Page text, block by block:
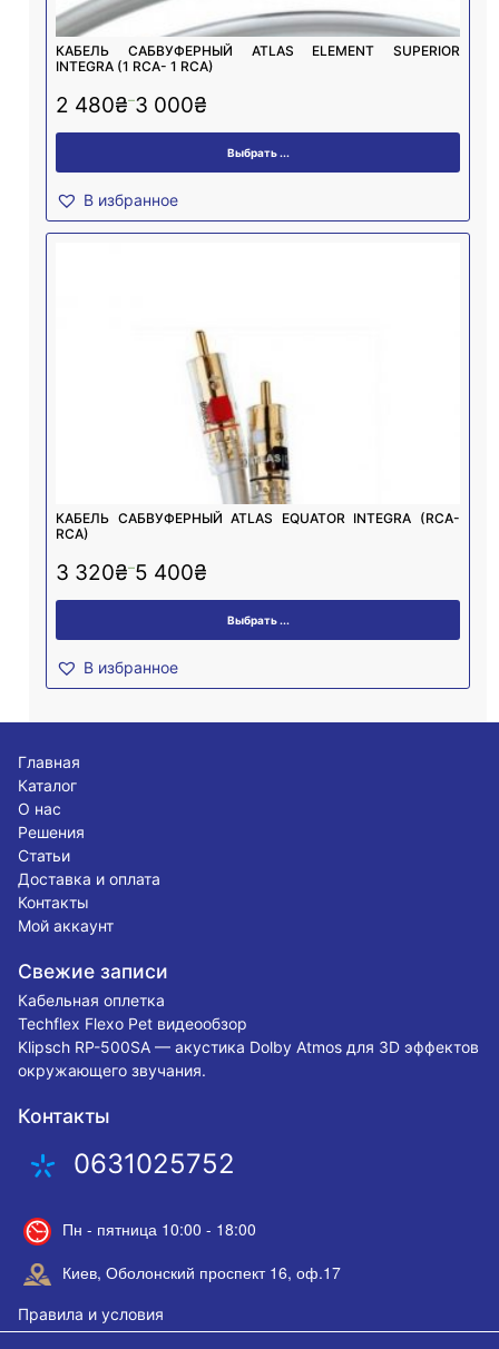
КАБЕЛЬ САБВУФЕРНЫЙ ATLAS ELEMENT SUPERIOR
INTEGRA (1 RCA- 1 RCA)
2 480₴–3 000₴
Выбрать ...
В избранное
КАБЕЛЬ САБВУФЕРНЫЙ ATLAS EQUATOR INTEGRA (RCA-
RCA)
3 320₴–5 400₴
Выбрать ...
В избранное
Главная
Каталог
О нас
Решения
Статьи
Доставка и оплата
Контакты
Мой аккаунт
Свежие записи
Кабельная оплетка
Techflex Flexo Pet видеообзор
Klipsch RP-500SA — акустика Dolby Atmos для 3D эффектов
окружающего звучания.
Контакты
0631025752
Пн - пятница 10:00 - 18:00
Киев, Оболонский проспект 16, оф.17
Правила и условия